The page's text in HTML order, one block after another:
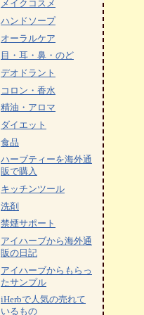
メイクコスメ
ハンドソープ
オーラルケア
目・耳・鼻・のど
デオドラント
コロン・香水
精油・アロマ
ダイエット
食品
ハーブティーを海外通
販で購入
キッチンツール
洗剤
禁煙サポート
アイハーブから海外通
販の日記
アイハーブからもらっ
たサンプル
iHerbで人気の売れて
いるもの